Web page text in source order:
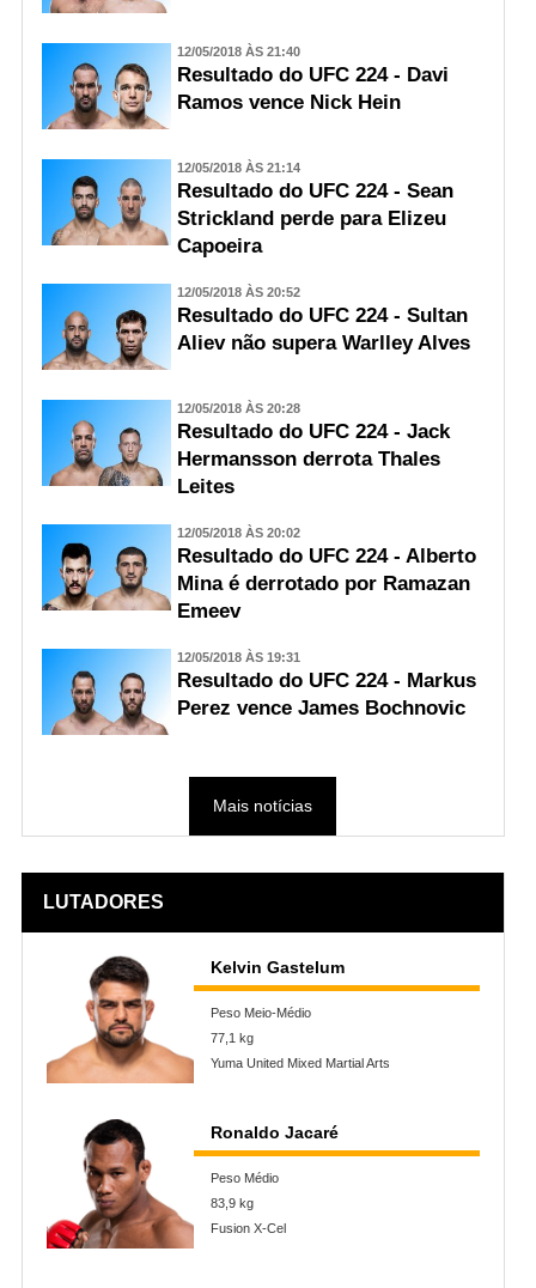
12/05/2018 ÀS 21:40
Resultado do UFC 224 - Davi
Ramos vence Nick Hein
12/05/2018 ÀS 21:14
Resultado do UFC 224 - Sean
Strickland perde para Elizeu
Capoeira
12/05/2018 ÀS 20:52
Resultado do UFC 224 - Sultan
Aliev não supera Warlley Alves
12/05/2018 ÀS 20:28
Resultado do UFC 224 - Jack
Hermansson derrota Thales
Leites
12/05/2018 ÀS 20:02
Resultado do UFC 224 - Alberto
Mina é derrotado por Ramazan
Emeev
12/05/2018 ÀS 19:31
Resultado do UFC 224 - Markus
Perez vence James Bochnovic
Mais notícias
LUTADORES
Kelvin Gastelum
Peso Meio-Médio
77,1 kg
Yuma United Mixed Martial Arts
Ronaldo Jacaré
Peso Médio
83,9 kg
Fusion X-Cel